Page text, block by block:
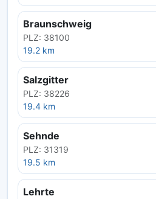
Braunschweig
PLZ: 38100
19.2 km
Salzgitter
PLZ: 38226
19.4 km
Sehnde
PLZ: 31319
19.5 km
Lehrte